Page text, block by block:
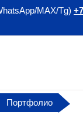
MAX/Tg)
Портфолио